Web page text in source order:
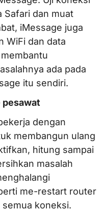
Safari dan muat
iMessage juga
WiFi dan data
ada pada
itu sendiri.
pesawat
dengan
membangun ulang
hitung sampai
masalah
me-restart router
koneksi.